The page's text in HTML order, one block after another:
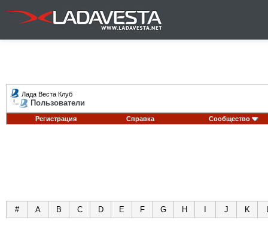
Лада Веста Клуб
Пользователи
Регистрация Справка Сообщество
# A B C D E F G H J K